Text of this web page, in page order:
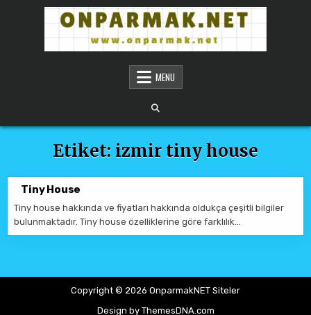
Skip to content
ONPARMAKNET SITELERMENU
Etiket: izmir tiny house
Tiny House
Tiny house hakkında ve fiyatları hakkında oldukça çeşitli bilgiler
bulunmaktadır. Tiny house özelliklerine göre farklılık…
Copyright © 2026 OnparmakNET Siteler
Design by ThemesDNA.com